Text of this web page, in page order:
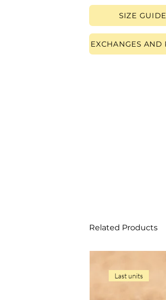
SIZE GUIDE
Related Products
Last units